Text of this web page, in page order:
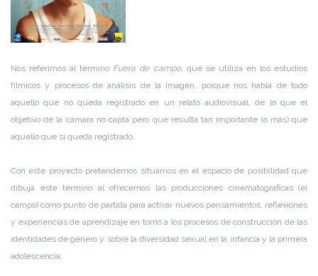
Nos referimos al término Fuera de campo, que se utiliza en los estudios
fílmicos y procesos de análisis de la imagen, porque nos habla de todo
aquello que no queda registrado en un relato audiovisual, de lo que el
objetivo de la cámara no capta pero que resulta tan importante (o más) que
aquello que sí queda registrado.
Con este proyecto pretendemos situarnos en el espacio de posibilidad que
dibuja este término al ofrecernos las producciones cinematográficas (el
campo) como punto de partida para activar nuevos pensamientos, reflexiones
y experiencias de aprendizaje en torno a los procesos de construcción de las
identidades de género y sobre la diversidad sexual en la infancia y la primera
adolescencia.